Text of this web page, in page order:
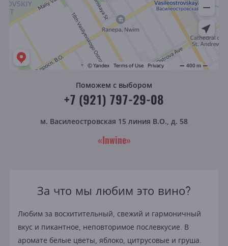
Поможем с выбором
+7 (921) 797-29-08
м. Василеостровская 15 линия В.О., д. 58
«Inwine»
За что мы любим это вино?
Любим за восхитительный, свежий и гармоничный
вкус и пикантное, неповторимое послевкусие. В
аромате белые цветы, яблоко, цитрусовые и груша.